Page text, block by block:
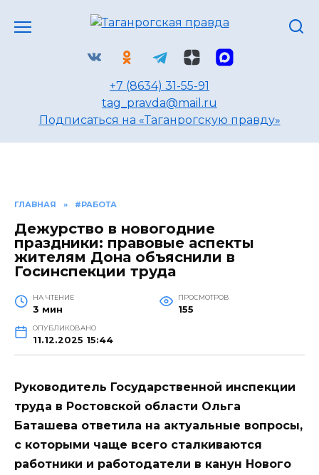
+7 (8634) 31-55-91
tag_pravda@mail.ru
Подписаться на «Таганрогскую правду»
ГЛАВНАЯ » #РАБОТА
Дежурство в новогодние
праздники: правовые аспекты
жителям Дона объяснили в
Госинспекции труда
НА ЧТЕНИЕ
3 мин
ПРОСМОТРОВ
155
ОПУБЛИКОВАНО
11.12.2025 15:44
Руководитель Государственной инспекции
труда в Ростовской области Ольга
Баташева ответила на актуальные вопросы,
с которыми чаще всего сталкиваются
работники и работодатели в канун Нового